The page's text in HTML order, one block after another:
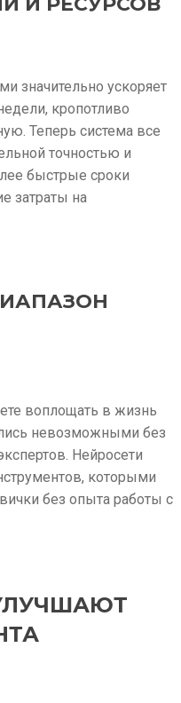
значительно ускоряет
кропотливо
Теперь система все
точностью и
быстрые сроки
затраты на
воплощать в жизнь
невозможными без
Нейросети
которыми
без опыта работы с